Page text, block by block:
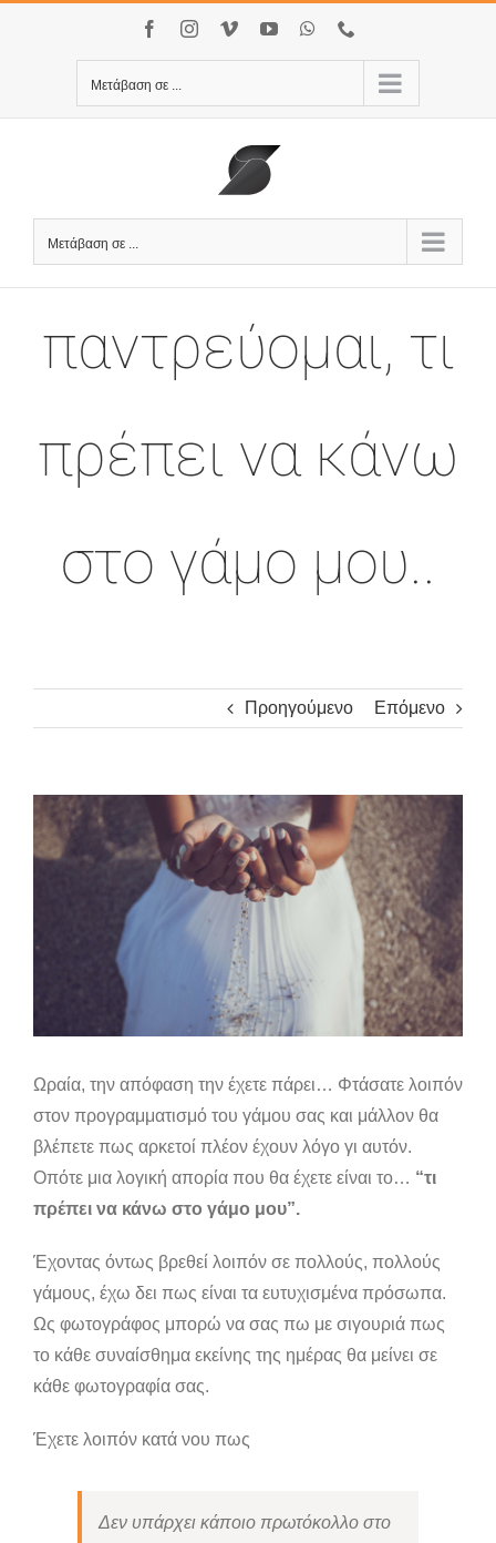
περιεχόμενο
FacebookInstagram
VimeoYouTubeWhatsApp
Μετάβαση σε ...
Μετάβαση σε ...
παντρεύομαι, τι
πρέπει να κάνω
στο γάμο μου..
Προηγούμενο Επόμενο
Προβολή
μεγαλύτερης
Ωραία, την απόφαση την έχετε πάρει… Φτάσατε λοιπόν
στον προγραμματισμό του γάμου σας και μάλλον θα
βλέπετε πως αρκετοί πλέον έχουν λόγο γι αυτόν.
Οπότε μια λογική απορία που θα έχετε είναι το… “τι
πρέπει να κάνω στο γάμο μου”.
Έχοντας όντως βρεθεί λοιπόν σε πολλούς, πολλούς
γάμους, έχω δει πως είναι τα ευτυχισμένα πρόσωπα.
Ως φωτογράφος μπορώ να σας πω με σιγουριά πως
το κάθε συναίσθημα εκείνης της ημέρας θα μείνει σε
κάθε φωτογραφία σας.
Έχετε λοιπόν κατά νου πως
Δεν υπάρχει κάποιο πρωτόκολλο στο